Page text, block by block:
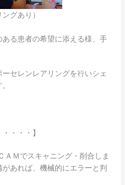
グあり）
る患者の希望に添える様、手
セレンレアリングを行いシェ
・・・】
ＡＭでスキャニング・削合しま
あれば、機械的にエラーと判